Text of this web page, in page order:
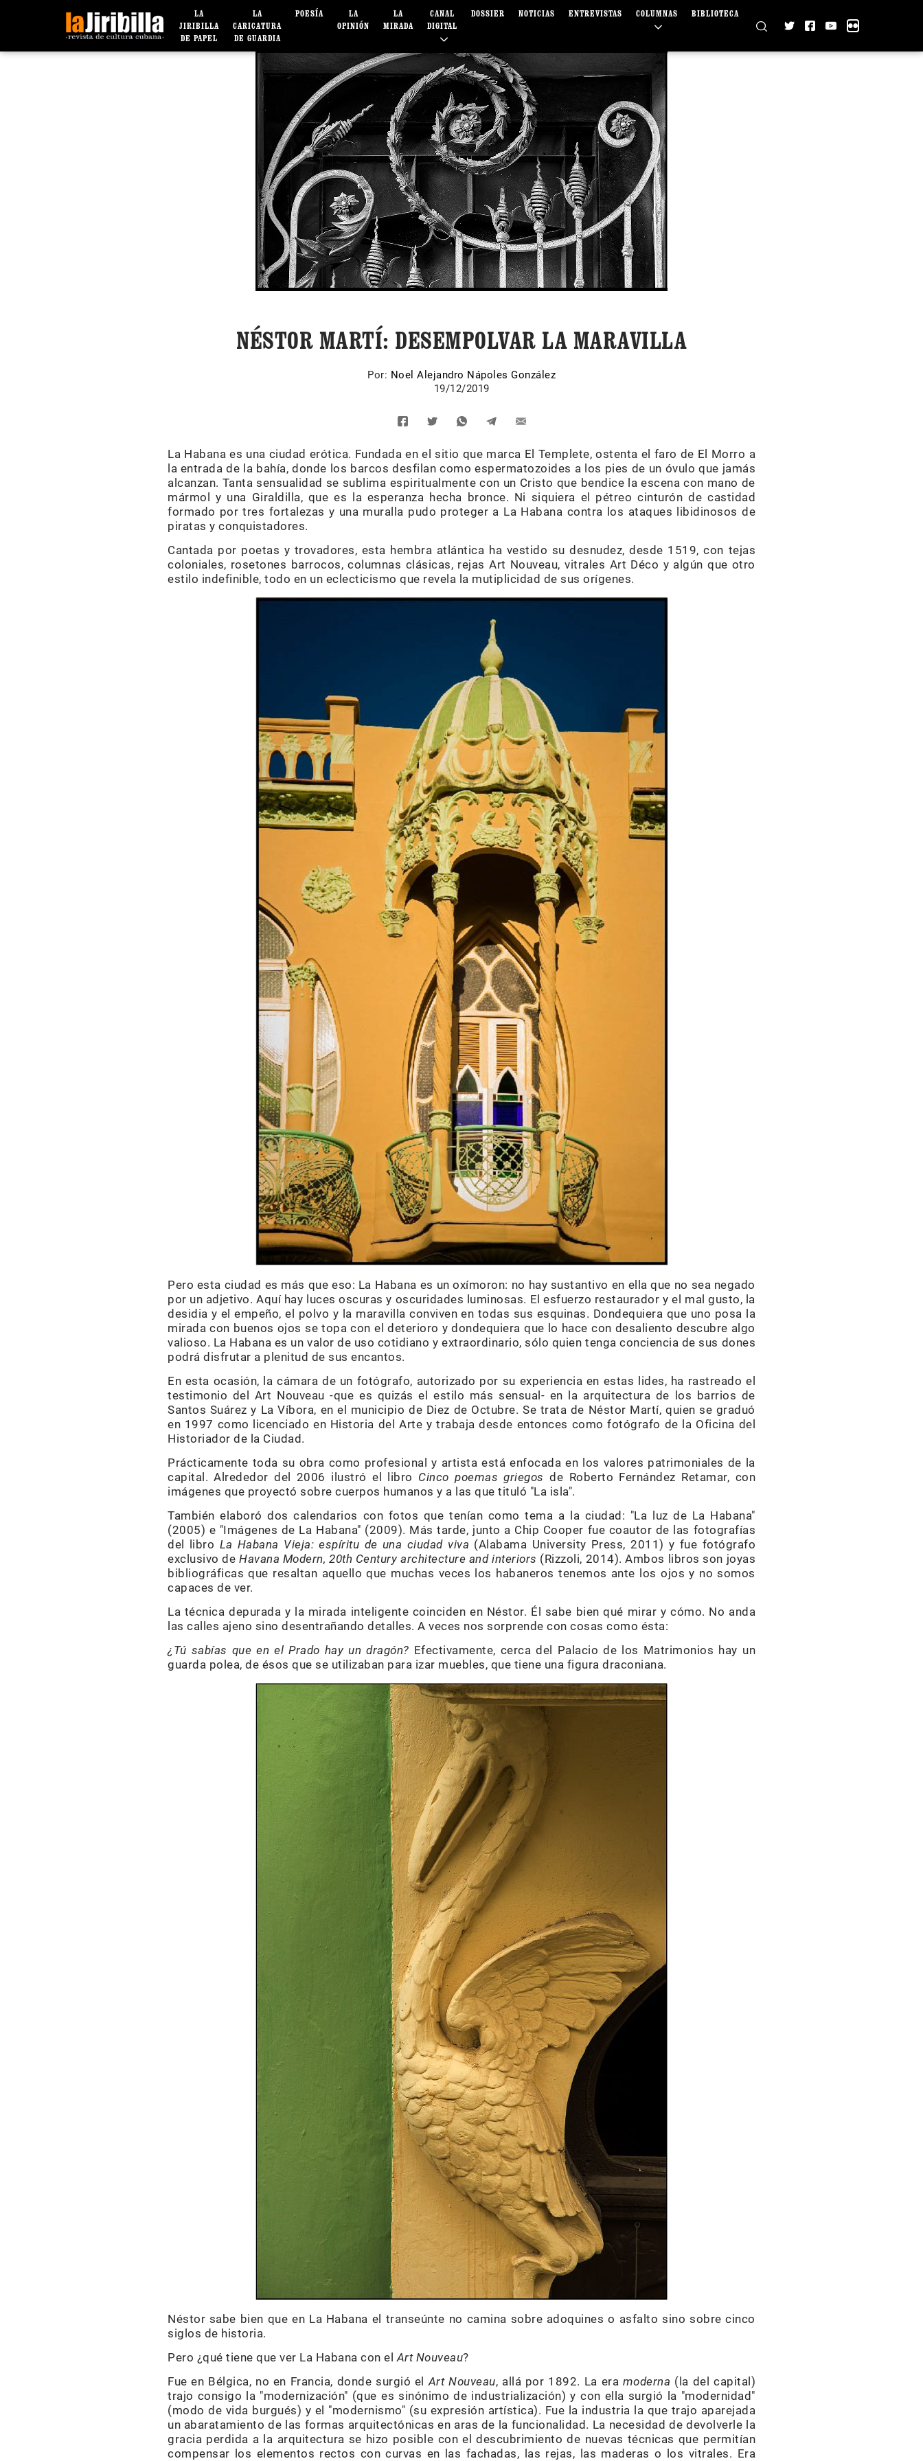
LA
JIRIBILLA
DE PAPEL
LA
CARICATURA
DE GUARDIA
POESÍA
LA
OPINIÓN
LA
MIRADA
CANAL
DIGITAL
DOSSIER NOTICIAS ENTREVISTAS COLUMNAS BIBLIOTECA
NÉSTOR MARTÍ: DESEMPOLVAR LA MARAVILLA
Por: Noel Alejandro Nápoles González
19/12/2019
La Habana es una ciudad erótica. Fundada en el sitio que marca El Templete, ostenta el faro de El Morro a
la entrada de la bahía, donde los barcos desfilan como espermatozoides a los pies de un óvulo que jamás
alcanzan. Tanta sensualidad se sublima espiritualmente con un Cristo que bendice la escena con mano de
mármol y una Giraldilla, que es la esperanza hecha bronce. Ni siquiera el pétreo cinturón de castidad
formado por tres fortalezas y una muralla pudo proteger a La Habana contra los ataques libidinosos de
piratas y conquistadores.
Cantada por poetas y trovadores, esta hembra atlántica ha vestido su desnudez, desde 1519, con tejas
coloniales, rosetones barrocos, columnas clásicas, rejas Art Nouveau, vitrales Art Déco y algún que otro
estilo indefinible, todo en un eclecticismo que revela la mutiplicidad de sus orígenes.
Pero esta ciudad es más que eso: La Habana es un oxímoron: no hay sustantivo en ella que no sea negado
por un adjetivo. Aquí hay luces oscuras y oscuridades luminosas. El esfuerzo restaurador y el mal gusto, la
desidia y el empeño, el polvo y la maravilla conviven en todas sus esquinas. Dondequiera que uno posa la
mirada con buenos ojos se topa con el deterioro y dondequiera que lo hace con desaliento descubre algo
valioso. La Habana es un valor de uso cotidiano y extraordinario, sólo quien tenga conciencia de sus dones
podrá disfrutar a plenitud de sus encantos.
En esta ocasión, la cámara de un fotógrafo, autorizado por su experiencia en estas lides, ha rastreado el
testimonio del Art Nouveau -que es quizás el estilo más sensual- en la arquitectura de los barrios de
Santos Suárez y La Víbora, en el municipio de Diez de Octubre. Se trata de Néstor Martí, quien se graduó
en 1997 como licenciado en Historia del Arte y trabaja desde entonces como fotógrafo de la Oficina del
Historiador de la Ciudad.
Prácticamente toda su obra como profesional y artista está enfocada en los valores patrimoniales de la
capital. Alrededor del 2006 ilustró el libro Cinco poemas griegos de Roberto Fernández Retamar, con
imágenes que proyectó sobre cuerpos humanos y a las que tituló "La isla".
También elaboró dos calendarios con fotos que tenían como tema a la ciudad: "La luz de La Habana"
(2005) e "Imágenes de La Habana" (2009). Más tarde, junto a Chip Cooper fue coautor de las fotografías
del libro La Habana Vieja: espíritu de una ciudad viva (Alabama University Press, 2011) y fue fotógrafo
exclusivo de Havana Modern, 20th Century architecture and interiors (Rizzoli, 2014). Ambos libros son joyas
bibliográficas que resaltan aquello que muchas veces los habaneros tenemos ante los ojos y no somos
capaces de ver.
La técnica depurada y la mirada inteligente coinciden en Néstor. Él sabe bien qué mirar y cómo. No anda
las calles ajeno sino desentrañando detalles. A veces nos sorprende con cosas como ésta:
¿Tú sabías que en el Prado hay un dragón? Efectivamente, cerca del Palacio de los Matrimonios hay un
guarda polea, de ésos que se utilizaban para izar muebles, que tiene una figura draconiana.
Néstor sabe bien que en La Habana el transeúnte no camina sobre adoquines o asfalto sino sobre cinco
siglos de historia.
Pero ¿qué tiene que ver La Habana con elArt Nouveau?
Fue en Bélgica, no en Francia, donde surgió elArt Nouveau, allá por 1892. La era moderna (la del capital)
trajo consigo la "modernización" (que es sinónimo de industrialización) y con ella surgió la "modernidad"
(modo de vida burgués) y el "modernismo" (su expresión artística). Fue la industria la que trajo aparejada
un abaratamiento de las formas arquitectónicas en aras de la funcionalidad. La necesidad de devolverle la
gracia perdida a la arquitectura se hizo posible con el descubrimiento de nuevas técnicas que permitían
compensar los elementos rectos con curvas en las fachadas, las rejas, las maderas o los vitrales. Era